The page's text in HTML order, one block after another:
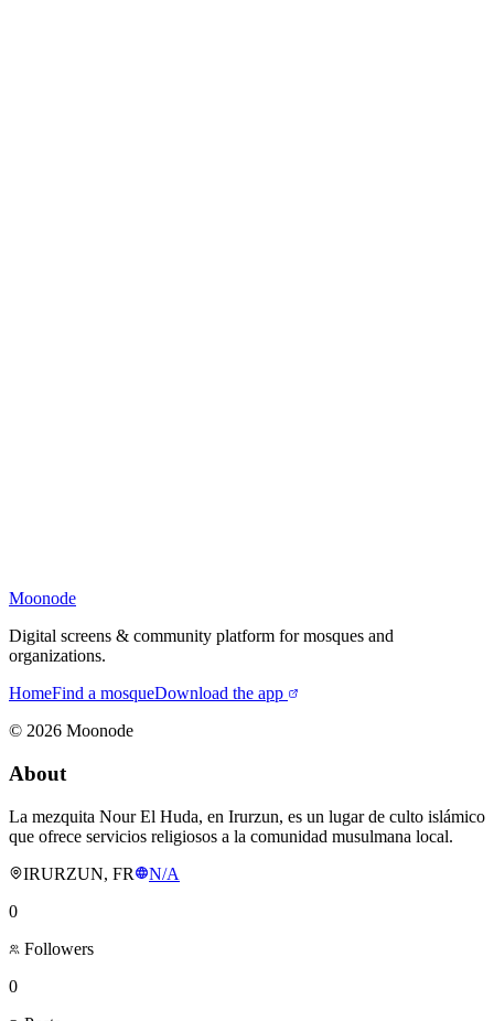
Moonode
Digital screens & community platform for mosques and
organizations.
HomeFind a mosqueDownload the app
© 2026 Moonode
About
La mezquita Nour El Huda, en Irurzun, es un lugar de culto islámico
que ofrece servicios religiosos a la comunidad musulmana local.
IRURZUN, FR
N/A
0
Followers
0